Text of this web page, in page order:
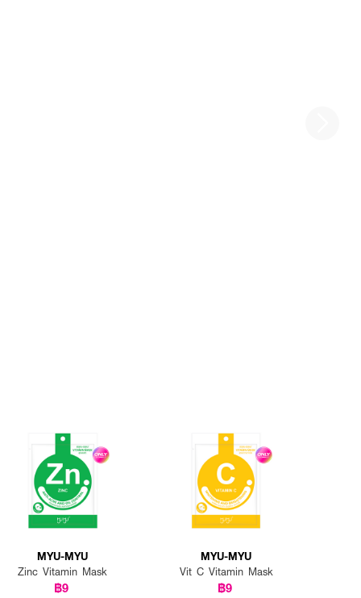
MYU-MYU
Zinc Vitamin Mask
฿9
MYU-MYU
Vit C Vitamin Mask
฿9